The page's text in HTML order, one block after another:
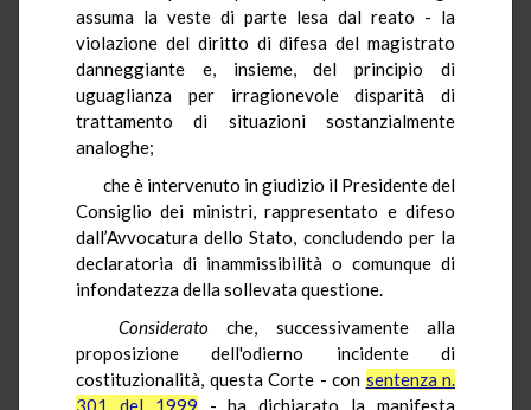
assuma la veste di parte lesa dal reato - la
violazione del diritto di difesa del magistrato
danneggiante e, insieme, del principio di
uguaglianza per irragionevole disparità di
trattamento di situazioni sostanzialmente
analoghe;
che è intervenuto in giudizio il Presidente del
Consiglio dei ministri, rappresentato e difeso
dall’Avvocatura dello Stato, concludendo per la
declaratoria di inammissibilità o comunque di
infondatezza della sollevata questione.
Consideratoche, successivamente alla
proposizione dell'odierno incidente di
costituzionalità, questa Corte - con sentenza n.
301 del 1999 - ha dichiarato la manifesta